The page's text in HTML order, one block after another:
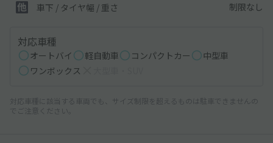
車下 / タイヤ幅 / 重さ 制限なし
対応車種
オートバイ 軽自動車 コンパクトカー
中型車
ワンボックス
対応車種に該当する車両でも、サイズ制限を超えるものは駐車できませんの
でご注意ください。